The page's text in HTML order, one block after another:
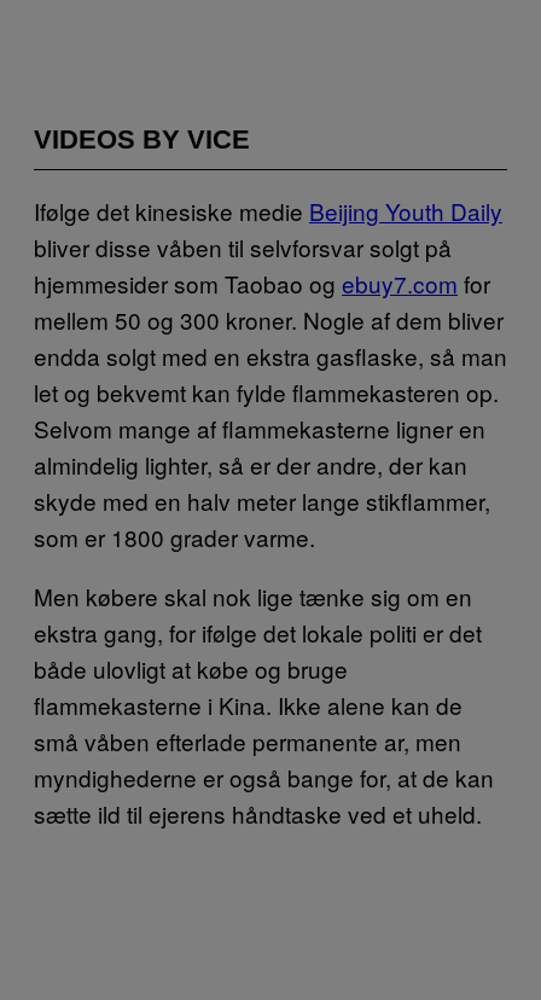
VIDEOS BY VICE
Ifølge det kinesiske medie Beijing Youth Daily
bliver disse våben til selvforsvar solgt på
hjemmesider som Taobao og ebuy7.com for
mellem 50 og 300 kroner. Nogle af dem bliver
endda solgt med en ekstra gasflaske, så man
let og bekvemt kan fylde flammekasteren op.
Selvom mange af flammekasterne ligner en
almindelig lighter, så er der andre, der kan
skyde med en halv meter lange stikflammer,
som er 1800 grader varme.
Men købere skal nok lige tænke sig om en
ekstra gang, for ifølge det lokale politi er det
både ulovligt at købe og bruge
flammekasterne i Kina. Ikke alene kan de
små våben efterlade permanente ar, men
myndighederne er også bange for, at de kan
sætte ild til ejerens håndtaske ved et uheld.